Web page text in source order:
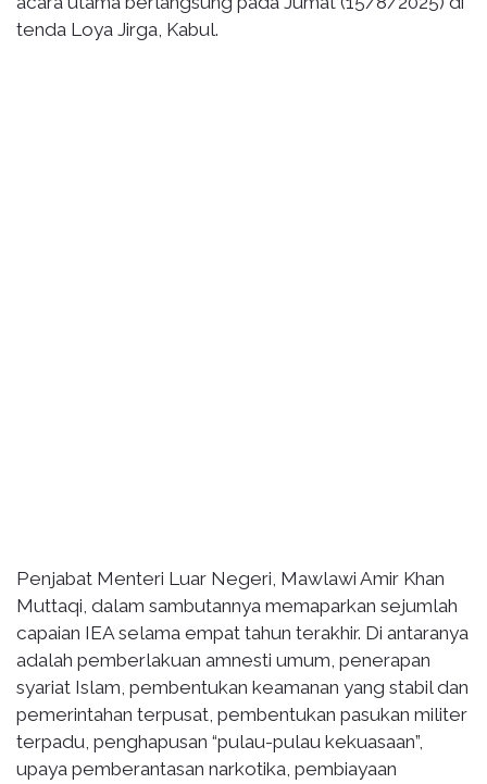
tenda Loya Jirga, Kabul.
Penjabat Menteri Luar Negeri, Mawlawi Amir Khan
Muttaqi, dalam sambutannya memaparkan sejumlah
capaian IEA selama empat tahun terakhir. Di antaranya
adalah pemberlakuan amnesti umum, penerapan
syariat Islam, pembentukan keamanan yang stabil dan
pemerintahan terpusat, pembentukan pasukan militer
terpadu, penghapusan “pulau-pulau kekuasaan”,
upaya pemberantasan narkotika, pembiayaan